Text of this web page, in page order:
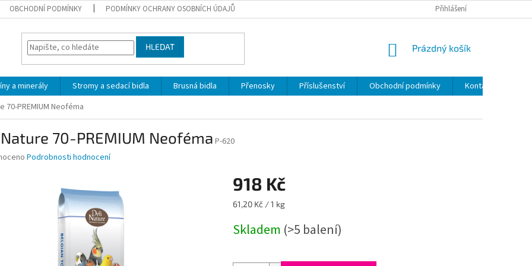
OBCHODNÍ PODMÍNKY PODMÍNKY OCHRANY OSOBNÍCH ÚDAJŮ Přihlášení
HLEDAT
NÁKUPNÍ
Prázdný košík
a minerály Stromy a sedací bidla Brusná bidla Přenosky Příslušenství Obchodní podmínky
Kontakty
70-PREMIUM Neoféma
70-PREMIUM Neoféma P-620
Podrobnosti hodnocení
918 Kč
Měrná
61,20 Kč / 1 kg
Skladem (>5 balení)